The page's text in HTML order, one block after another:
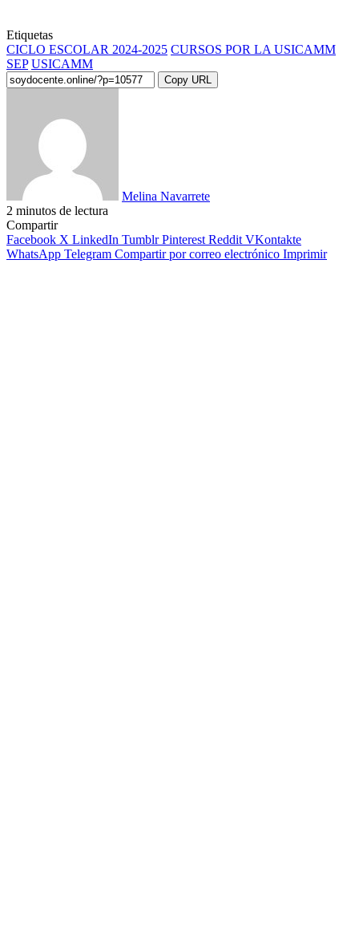
Etiquetas
CICLO ESCOLAR 2024-2025 CURSOS POR LA USICAMM
SEP USICAMM
Copy URL
Melina Navarrete
2 minutos de lectura
Facebook
X
LinkedIn
Tumblr
Pinterest
Reddit
WhatsApp
Telegram
Compartir
por
correo
Compartir
Facebook X LinkedIn Tumblr Pinterest Reddit VKontakte
WhatsApp Telegram Compartir por correo electrónico Imprimir